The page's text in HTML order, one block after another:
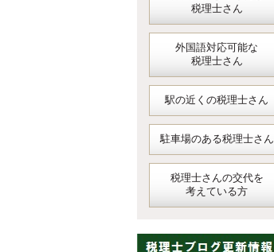
税理士さん
外国語対応可能な
税理士さん
駅の近くの税理士さん
駐車場のある税理士さん
税理士さんの交代を
考えている方